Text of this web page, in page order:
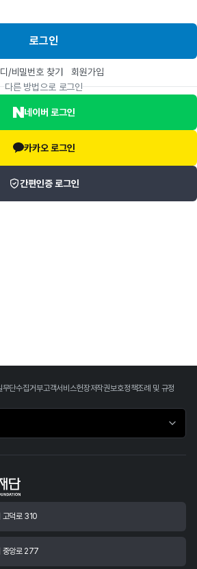
로그인
/비밀번호 찾기
회원가입
다른 방법으로 로그인
네이버 로그인
카카오 로그인
간편인증 로그인
무단수집거부고객서비스헌장저작권보호정책조례 및 규정
고덕로 310
중앙로 277